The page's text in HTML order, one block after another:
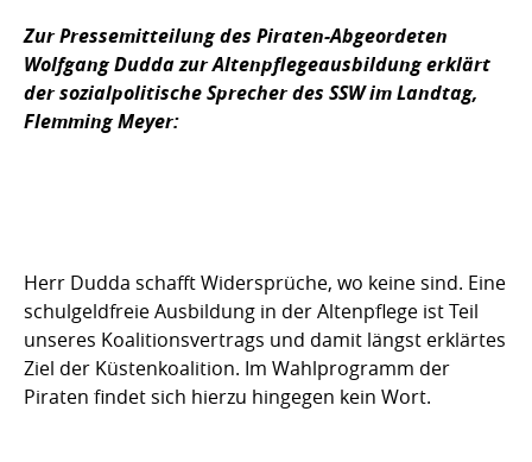
Zur Pressemitteilung des Piraten-Abgeordeten
Wolfgang Dudda zur Altenpflegeausbildung erklärt
der sozialpolitische Sprecher des SSW im Landtag,
Flemming Meyer:
Herr Dudda schafft Widersprüche, wo keine sind. Eine
schulgeldfreie Ausbildung in der Altenpflege ist Teil
unseres Koalitionsvertrags und damit längst erklärtes
Ziel der Küstenkoalition. Im Wahlprogramm der
Piraten findet sich hierzu hingegen kein Wort.